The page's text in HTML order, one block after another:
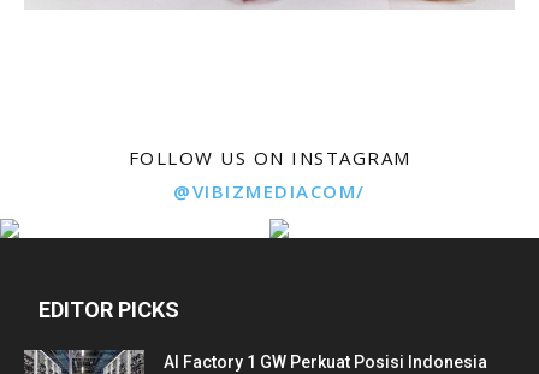
FOLLOW US ON INSTAGRAM
@VIBIZMEDIACOM/
EDITOR PICKS
AI Factory 1 GW Perkuat Posisi Indonesia